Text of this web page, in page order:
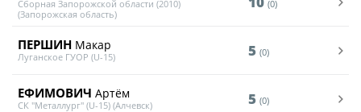
Сборная Запорожской области (2010)
(Запорожская область)
(0)
ПЕРШИН Макар
Луганское ГУОР (U-15) 5 (0)
ЕФИМОВИЧ Артём
СК "Металлург" (U-15) (Алчевск) 5 (0)